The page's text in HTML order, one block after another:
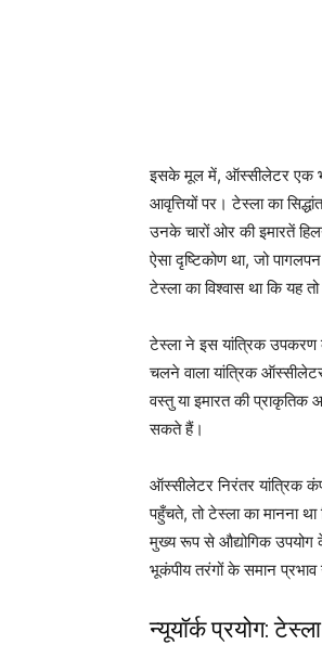
इसके मूल में, ऑस्सीलेटर एक
आवृत्तियों पर। टेस्ला का
उनके चारों ओर की इमारतें
ऐसा दृष्टिकोण था, जो
टेस्ला का विश्वास था कि यह
टेस्ला ने इस यांत्रिक
चलने वाला यांत्रिक
वस्तु या इमारत की
सकते हैं।
ऑस्सीलेटर निरंतर यांत्रिक
पहुँचते, तो टेस्ला का मानना
मुख्य रूप से औद्योगिक उपयोग
भूकंपीय तरंगों के समान
न्यूयॉर्क प्रयोग: